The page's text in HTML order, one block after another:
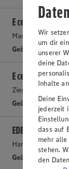
E center
Geöffnet
-
E center Engel
Ziegelhorststraße
Geöffnet-
EDEKA
Hans-Böckler-
Geöffnet-
Wir
um dir
unserer
deine
Inhalte
Deine
jederzeit
dass auf
mehr
stehen.
den